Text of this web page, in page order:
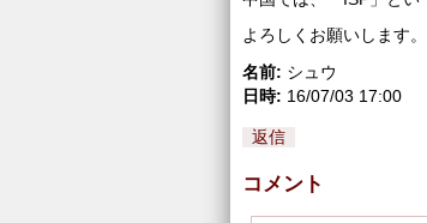
よろしくお願いします。
名前: シュウ
日時: 16/07/03 17:00
返信
コメント